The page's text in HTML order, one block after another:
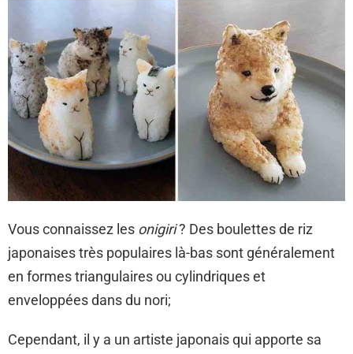
Vous connaissez les onigiri? Des boulettes de riz
japonaises très populaires là-bas sont généralement
en formes triangulaires ou cylindriques et
enveloppées dans du nori;
Cependant, il y a un artiste japonais qui apporte sa